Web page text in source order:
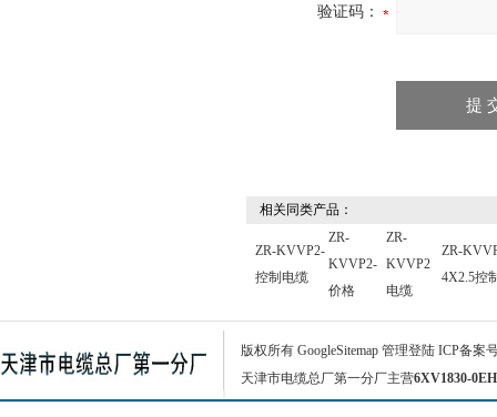
验证码：
相关同类产品：
ZR-KVVP2-
控制电缆
ZR-
KVVP2-
价格
ZR-
KVVP2
电缆
ZR-
4X2.5控
版权所有 GoogleSitemap 管理登陆 ICP备案
天津市电缆总厂第一分厂主营6XV1830-